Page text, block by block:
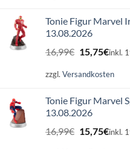
Tonie Figur Marvel
13.08.2026
16,99€
Preis
war:
15,75€
ist:
inkl.
zzgl. Versandkosten
Tonie Figur Marvel
13.08.2026
16,99€
Preis
15,75€inkl.